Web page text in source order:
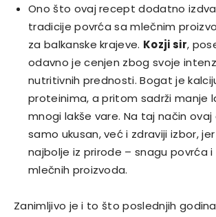
Ono što ovaj recept dodatno
tradicije povrća sa mlečnim
za balkanske krajeve. Kozji sir,
odavno je cenjen zbog svoje
nutritivnih prednosti. Bogat je
proteinima, a pritom sadrži manje
mnogi lakše vare. Na taj način ovaj
samo ukusan, već i zdraviji izbor,
najbolje iz prirode – snagu povrća
mlečnih proizvoda.
Zanimljivo je i to što poslednjih